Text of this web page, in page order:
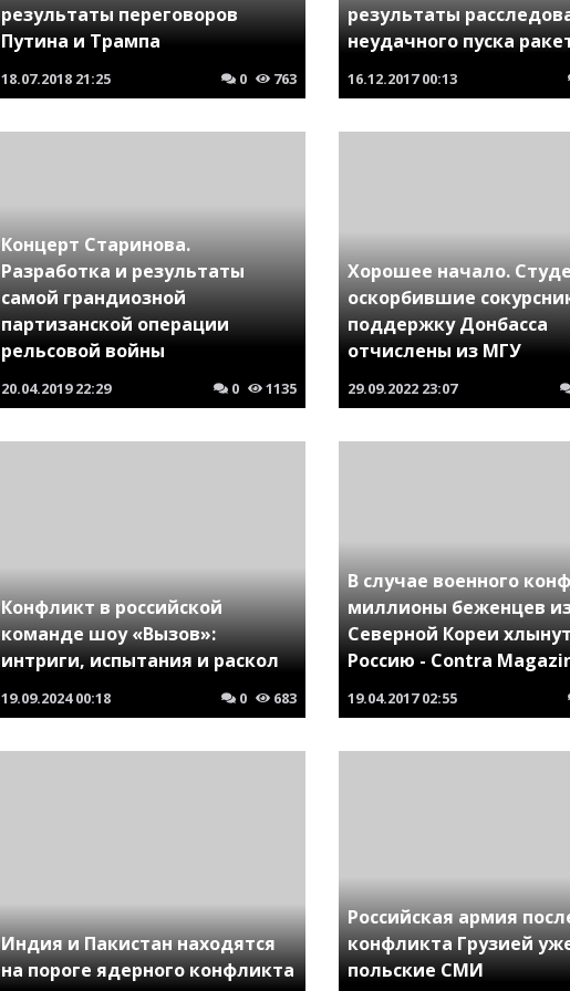
результаты переговоров
Путина и Трампа
18.07.2018 21:25 0 763
результаты
неудачного пуска
16.12.2017 00:13
Концерт Старинова.
Разработка и результаты
самой грандиозной
партизанской операции
рельсовой войны
20.04.201922:29 0 1135
Хорошее начало.
оскорбившие
поддержку Донбасса
отчислены из МГУ
29.09.2022 23:07
Конфликт в российской
команде шоу «Вызов»:
интриги, испытания и раскол
19.09.202400:18 0 683
В случае военного
миллионы беженцев
Северной Кореи
Россию - Contra
19.04.2017 02:55
Индия и Пакистан находятся
на пороге ядерного конфликта
Российская армия
конфликта Грузией
польские СМИ